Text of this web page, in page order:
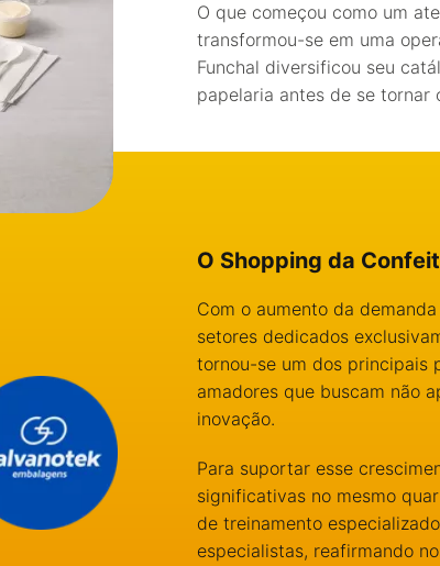
O que começou como um
transformou-se em uma
Funchal diversificou seu
papelaria antes de se tornar
O Shopping da
Com o aumento da
setores dedicados
tornou-se um dos principais
amadores que buscam não
inovação.
Para suportar esse
significativas no mesmo
de treinamento
especialistas, reafirmando